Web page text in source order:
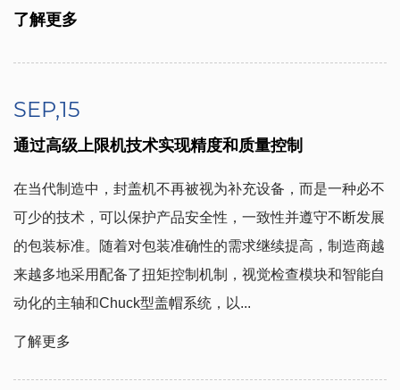
了解更多
SEP,15
通过高级上限机技术实现精度和质量控制
在当代制造中，封盖机不再被视为补充设备，而是一种必不
可少的技术，可以保护产品安全性，一致性并遵守不断发展
的包装标准。随着对包装准确性的需求继续提高，制造商越
来越多地采用配备了扭矩控制机制，视觉检查模块和智能自
动化的主轴和Chuck型盖帽系统，以...
了解更多